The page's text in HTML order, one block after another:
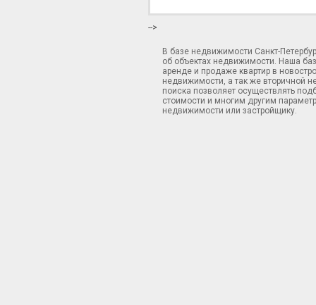
-->
В базе недвижимости Санкт-
об объектах недвижимости. Наша
аренде и продаже квартир в
недвижимости, а так же вторичной
поиска позволяет осуществлять
стоимости и многим другим
недвижимости или застройщику.